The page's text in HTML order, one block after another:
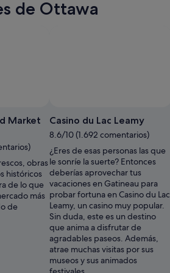
de Ottawa
Market
obras
históricos
de lo que
más
de
Casino du Lac Leamy
8.6/10 (1.692 comentarios)
¿Eres de esas personas las que
le sonríe la suerte? Entonces
deberías aprovechar tus
vacaciones en Gatineau para
probar fortuna en Casino du Lac
Leamy, un casino muy popular.
Sin duda, este es un destino
que anima a disfrutar de
agradables paseos. Además,
atrae muchas visitas por sus
museos y sus animados